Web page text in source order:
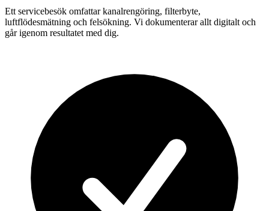
Ett servicebesök omfattar kanalrengöring, filterbyte,
luftflödesmätning och felsökning. Vi dokumenterar allt digitalt och
går igenom resultatet med dig.